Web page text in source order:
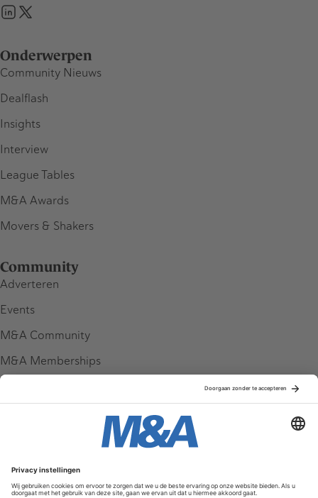
Onderwerpen
Community Nieuws
Dealflash
Insights
Interview
League Tables
M&A Awards
Movers & Shakers
Community
Adverteren
Events
M&A Community
M&A Memberships
Service & Contact